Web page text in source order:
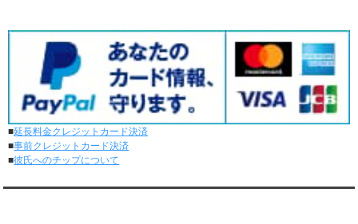
5/18～5/24
レンタル彼氏と153回の通常デートがありました。
レンタル彼氏と1回のオンラインデートがありました。
5/11～5/17
レンタル彼氏と164回の通常デートがありました。
レンタル彼氏と2回のオンラインデートがありました。
5/4～5/10
レンタル彼氏と151回の通常デートがありました。
レンタル彼氏と2回のオンラインデートがありました。
■延長料金クレジットカード決済
■事前クレジットカード決済
■彼氏へのチップについて